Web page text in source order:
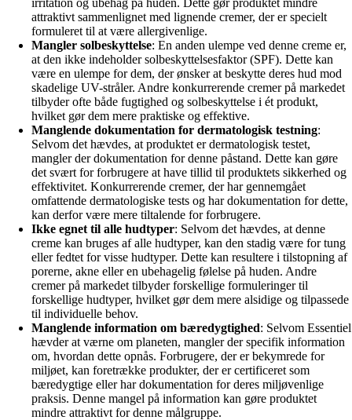
irritation og ubehag på huden. Dette gør produktet mindre
attraktivt sammenlignet med lignende cremer, der er specielt
formuleret til at være allergivenlige.
Mangler solbeskyttelse: En anden ulempe ved denne creme er,
at den ikke indeholder solbeskyttelsesfaktor (SPF). Dette kan
være en ulempe for dem, der ønsker at beskytte deres hud mod
skadelige UV-stråler. Andre konkurrerende cremer på markedet
tilbyder ofte både fugtighed og solbeskyttelse i ét produkt,
hvilket gør dem mere praktiske og effektive.
Manglende dokumentation for dermatologisk testning:
Selvom det hævdes, at produktet er dermatologisk testet,
mangler der dokumentation for denne påstand. Dette kan gøre
det svært for forbrugere at have tillid til produktets sikkerhed og
effektivitet. Konkurrerende cremer, der har gennemgået
omfattende dermatologiske tests og har dokumentation for dette,
kan derfor være mere tiltalende for forbrugere.
Ikke egnet til alle hudtyper: Selvom det hævdes, at denne
creme kan bruges af alle hudtyper, kan den stadig være for tung
eller fedtet for visse hudtyper. Dette kan resultere i tilstopning af
porerne, akne eller en ubehagelig følelse på huden. Andre
cremer på markedet tilbyder forskellige formuleringer til
forskellige hudtyper, hvilket gør dem mere alsidige og tilpassede
til individuelle behov.
Manglende information om bæredygtighed: Selvom Essentiel
hævder at værne om planeten, mangler der specifik information
om, hvordan dette opnås. Forbrugere, der er bekymrede for
miljøet, kan foretrække produkter, der er certificeret som
bæredygtige eller har dokumentation for deres miljøvenlige
praksis. Denne mangel på information kan gøre produktet
mindre attraktivt for denne målgruppe.